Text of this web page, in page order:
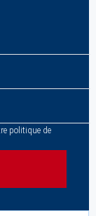
politique de